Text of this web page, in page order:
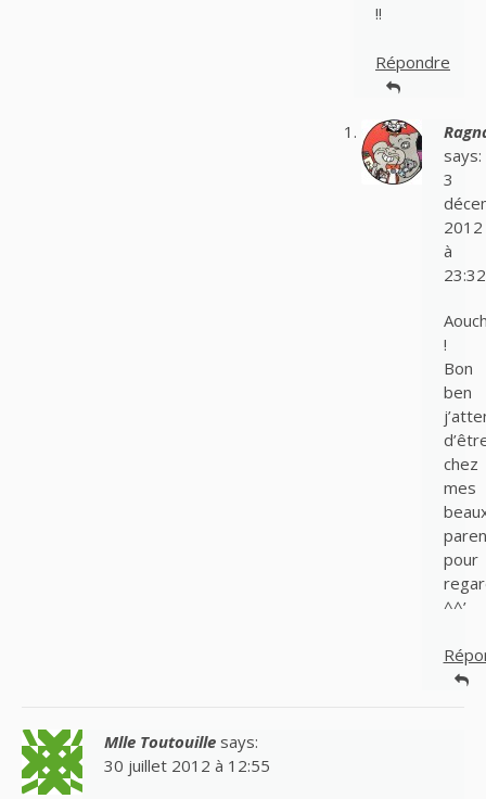
!!
Répondre
says:
3
2012
à
23:32
!
Bon
ben
chez
mes
pour
^^’
Mlle Toutouille says:
30 juillet 2012 à 12:55